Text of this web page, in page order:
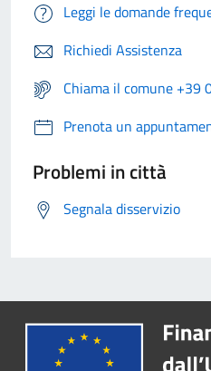
Leggi le domande
Richiedi Assistenza
Chiama il comune +39
Prenota un
Problemi in città
Segnala disservizio